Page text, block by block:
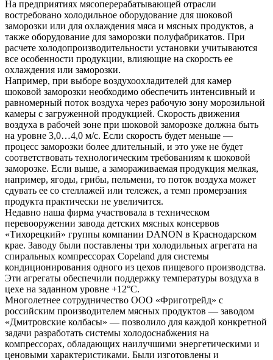
На предприятиях мясоперерабатывающей отрасли
востребовано холодильное оборудование для шоковой
заморозки или для охлаждения мяса и мясных продуктов, а
также оборудование для заморозки полуфабрикатов. При
расчете холодопроизводительности установки учитываются
все особенности продукции, влияющие на скорость ее
охлаждения или заморозки.
Например, при выборе воздухоохладителей для камер
шоковой заморозки необходимо обеспечить интенсивный и
равномерный поток воздуха через рабочую зону морозильной
камеры с загруженной продукцией. Скорость движения
воздуха в рабочей зоне при шоковой заморозке должна быть
на уровне 3,0…4,0 м/с. Если скорость будет меньше —
процесс заморозки более длительный, и это уже не будет
соответствовать технологическим требованиям к шоковой
заморозке. Если выше, а замораживаемая продукция мелкая,
например, ягоды, грибы, пельмени, то поток воздуха может
сдувать ее со стеллажей или тележек, а темп промерзания
продукта практически не увеличится.
Недавно наша фирма участвовала в техническом
перевооружении завода детских мясных консервов
«Тихорецкий» группы компании DANON в Краснодарском
крае. Заводу были поставлены три холодильных агрегата на
спиральных компрессорах Copeland для системы
кондиционирования одного из цехов пищевого производства.
Эти агрегаты обеспечили поддержку температуры воздуха в
цехе на заданном уровне +12°С.
Многолетнее сотрудничество ООО «Фриготрейд» с
российским производителем мясных продуктов — заводом
«Дмитровские колбасы» — позволило для каждой конкретной
задачи разработать системы холодоснабжения на
компрессорах, обладающих наилучшими энергетическими и
ценовыми характеристиками. Были изготовлены и